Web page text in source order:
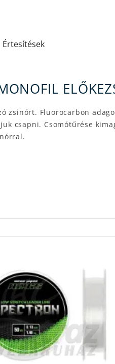
Értesítések
zsinórt. Fluorocarbon
csapni. Csomótűrése